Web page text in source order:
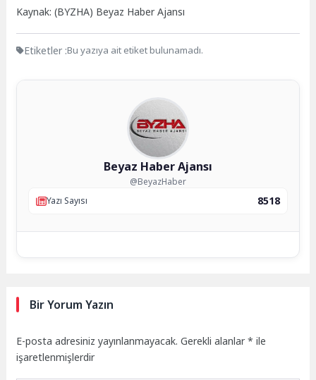
Kaynak: (BYZHA) Beyaz Haber Ajansı
Etiketler :Bu yazıya ait etiket bulunamadı.
Beyaz Haber Ajansı
@BeyazHaber
Yazı Sayısı
8518
Bir Yorum Yazın
E-posta adresiniz yayınlanmayacak. Gerekli alanlar* ile
işaretlenmişlerdir